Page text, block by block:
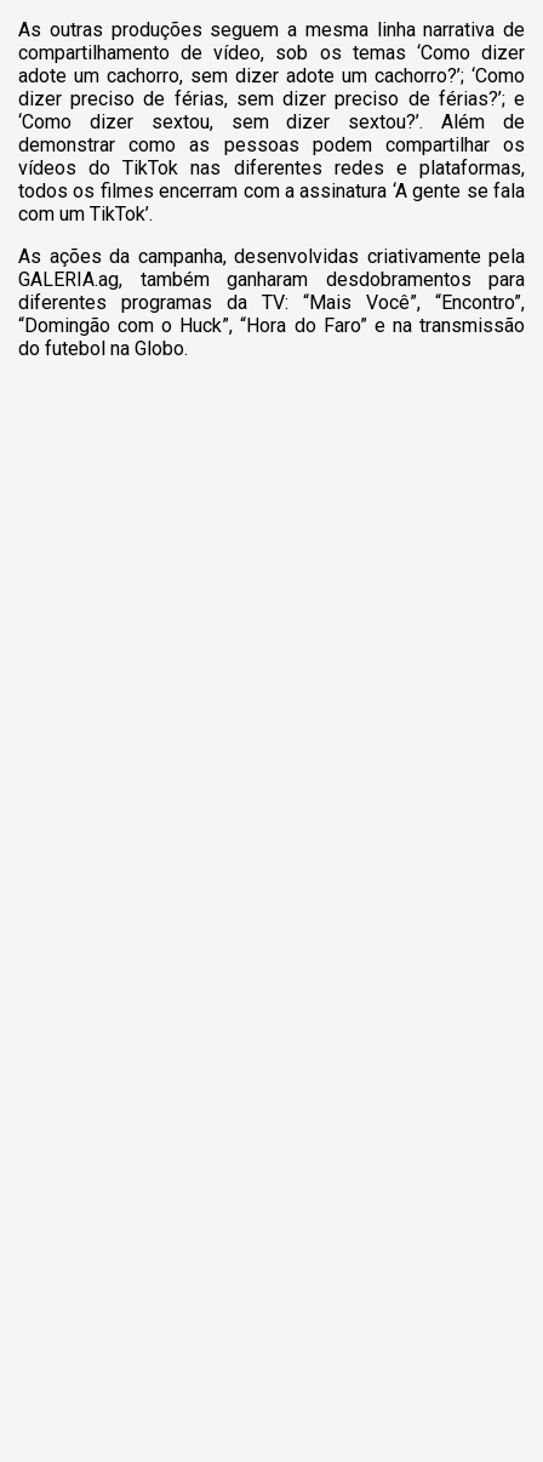
As outras produções seguem a mesma linha narrativa de
compartilhamento de vídeo, sob os temas ‘Como dizer
adote um cachorro, sem dizer adote um cachorro?’; ‘Como
dizer preciso de férias, sem dizer preciso de férias?’; e
‘Como dizer sextou, sem dizer sextou?’. Além de
demonstrar como as pessoas podem compartilhar os
vídeos do TikTok nas diferentes redes e plataformas,
todos os filmes encerram com a assinatura ‘A gente se fala
com um TikTok’.
As ações da campanha, desenvolvidas criativamente pela
GALERIA.ag, também ganharam desdobramentos para
diferentes programas da TV: “Mais Você”, “Encontro”,
“Domingão com o Huck”, “Hora do Faro” e na transmissão
do futebol na Globo.